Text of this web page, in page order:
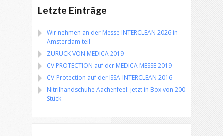
Letzte Einträge
Wir nehmen an der Messe INTERCLEAN 2026 in
Amsterdam teil
ZURÜCK VON MEDICA 2019
CV PROTECTION auf der MEDICA MESSE 2019
CV-Protection auf der ISSA-INTERCLEAN 2016
Nitrilhandschuhe Aachenfeel: jetzt in Box von 200
Stück